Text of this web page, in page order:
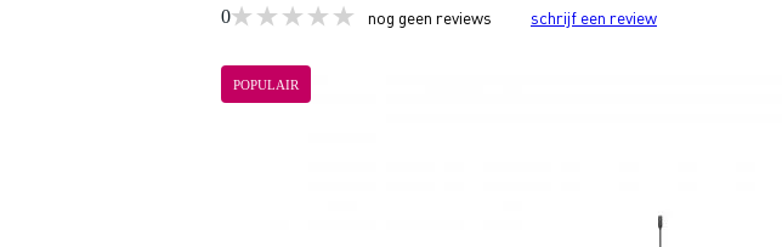
0 nog geen reviews schrijf een review
POPULAIR